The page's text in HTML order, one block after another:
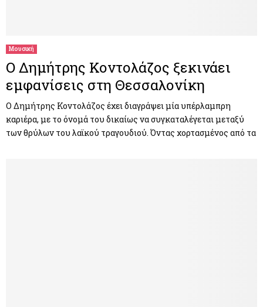
Μουσική
Ο Δημήτρης Κοντολάζος ξεκινάει
εμφανίσεις στη Θεσσαλονίκη
Ο Δημήτρης Κοντολάζος έχει διαγράψει μία υπέρλαμπρη
καριέρα, με το όνομά του δικαίως να συγκαταλέγεται μεταξύ
των θρύλων του λαϊκού τραγουδιού. Όντας χορτασμένος από τα